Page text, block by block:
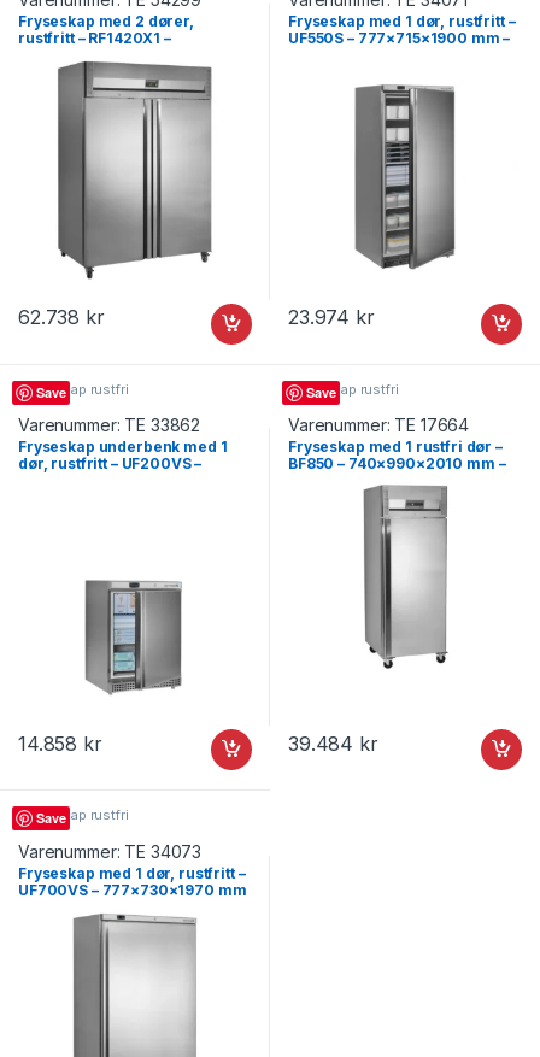
Fryseskap med 2 dører,
rustfritt – RF1420X1 –
62.738 kr
Fryseskap med 1 dør, rustfritt –
UF550S – 777×715×1900 mm –
23.974 kr
Save
Fryseskap rustfri
Varenummer: TE 33862
Fryseskap underbenk med 1
dør, rustfritt – UF200VS –
14.858 kr
Save
Fryseskap rustfri
Varenummer: TE 17664
Fryseskap med 1 rustfri dør –
BF850 – 740×990×2010 mm –
39.484 kr
Save
Fryseskap rustfri
Varenummer: TE 34073
Fryseskap med 1 dør, rustfritt –
UF700VS – 777×730×1970 mm